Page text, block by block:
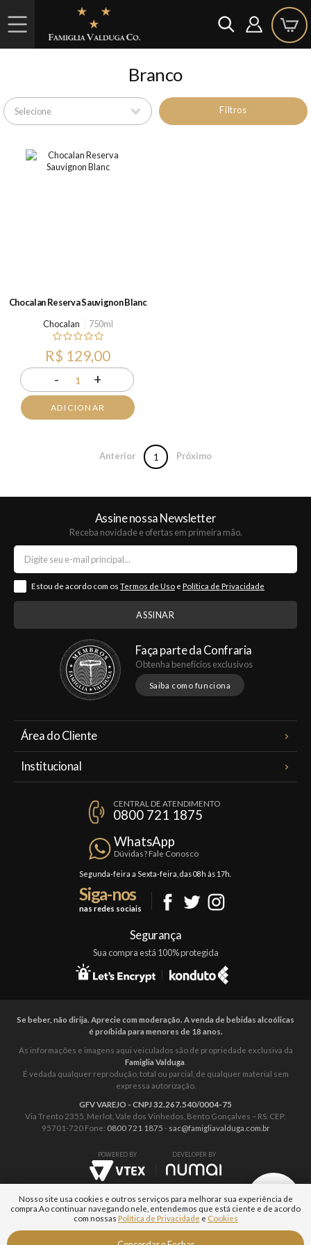
Branco
Filtros
Chocalan Reserva Sauvignon Blanc
Chocalan
750ml
R$ 129,00
- 1 +
ADICIONAR
Anterior 1 Próximo
Assine nossa Newsletter
Receba novidade e ofertas em primeira mão.
Estou de acordo com os Termos de Uso e Política de Privacidade
Faça parte da Confraria
Obtenha benefícios exclusivos
Saiba como funciona
Área do Cliente
Institucional
Política de Privacidade
Trocas e Devoluções
Formas de Pagamento
CENTRAL DE ATENDIMENTO
0800 721 1875
WhatsApp
Dúvidas? Fale Conosco
Segunda-feira a Sexta-feira, das 08h às 17h.
Siga-nos
nas redes sociais
Segurança
Sua compra está 100% protegida
Se beber, não dirija. Aprecie com moderação. A venda de bebidas alcoólicas
é proíbida para menores de 18 anos.
As informações e imagens aqui veiculados são de propriedade exclusiva da
Famiglia Valduga
É vedada qualquer reprodução, total ou parcial, de qualquer material sem
expressa autorização.
GFV VAREJO - CNPJ 32.267.540/0004-75
Via Trento 2355, Merlot, Vale dos Vinhedos, Bento Gonçalves – RS. CEP:
95701-720 Fone: 0800 721 1875 - sac@famigliavalduga.com.br
POWERED BY DEVELOPER BY
Nosso site usa cookies e outros serviços para melhorar sua experiência de
compra. Ao continuar navegando nele, entendemos que está ciente e de acordo
com nossas Política de Privacidade e Cookies